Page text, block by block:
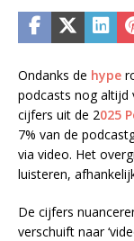
Ondanks de hype
podcasts nog altijd
cijfers uit de 2025
7% van de
via video. Het
luisteren,
De cijfers
verschuift naar